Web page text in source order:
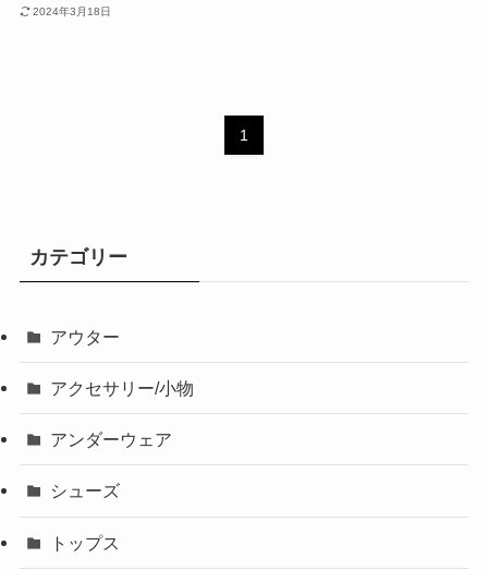
2024年3月18日
1
カテゴリー
アウター
アクセサリー/小物
アンダーウェア
シューズ
トップス